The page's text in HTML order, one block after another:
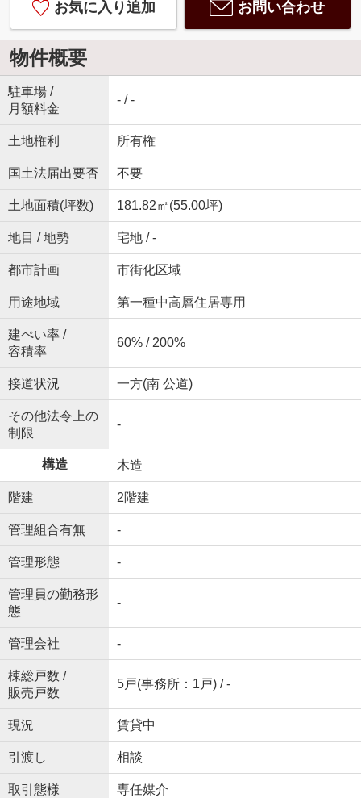
お気に入り追加 お問い合わせ
物件概要
駐車場 /
月額料金
- / -
土地権利 所有権
国土法届出要否 不要
土地面積(坪数) 181.82㎡(55.00坪)
地目 / 地勢 宅地 / -
都市計画 市街化区域
用途地域 第一種中高層住居専用
建ぺい率 /
容積率
60% / 200%
接道状況 一方(南 公道)
その他法令上の
制限
-
構造 木造
階建 2階建
管理組合有無 -
管理形態 -
管理員の勤務形
態
-
管理会社 -
棟総戸数 /
販売戸数
5戸(事務所：1戸) / -
現況 賃貸中
引渡し 相談
取引態様 専任媒介